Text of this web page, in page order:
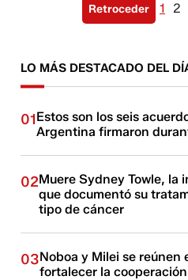
Retroceder 1 2
LO MÁS DESTACADO DEL
01Estos son los seis
Argentina firmaron
02Muere Sydney Towle, la
que documentó su
tipo de cáncer
03Noboa y Milei se reúnen
fortalecer la